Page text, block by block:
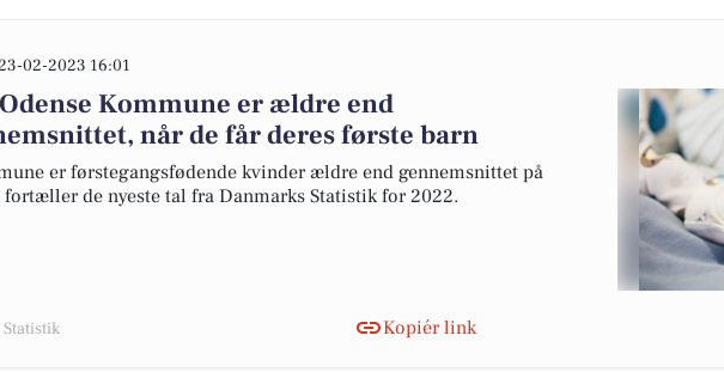
02-2023 16:01
Kommune er ældre end
når de får deres første barn
er førstegangsfødende kvinder ældre end gennemsnittet på
de nyeste tal fra Danmarks Statistik for 2022.
Kopiér link